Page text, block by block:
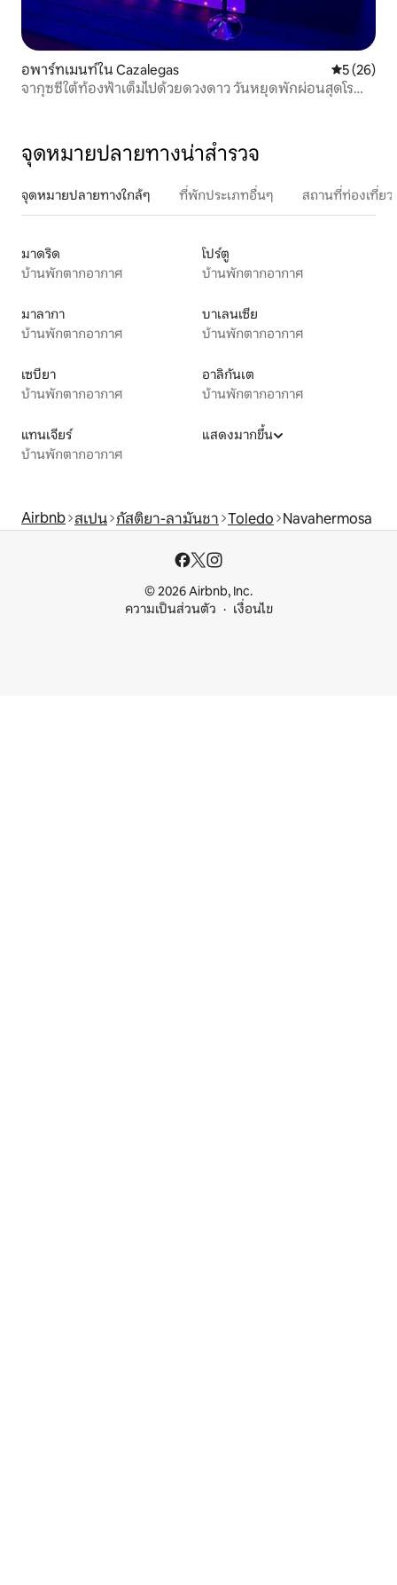
อพาร์ทเมนท์ใน Cazalegas คะแนนเฉลี่
5 (26)
จากุซซี่ใต้ท้องฟ้าเต็มไปด้วยดวงดาว วันหยุดพักผ่อนสุดโร
จุดหมายปลายทางน่าสำรวจ
จุดหมายปลายทางใกล้ๆ ที่พักประเภทอื่นๆ สถานที่ท่องเที่ย
มาดริด
บ้านพักตากอากาศ
โปร์ตู
บ้านพักตากอากาศ
มาลากา
บ้านพักตากอากาศ
บาเลนเซีย
บ้านพักตากอากาศ
เซบียา
บ้านพักตากอากาศ
อาลิกันเต
บ้านพักตากอากาศ
แทนเจียร์
บ้านพักตากอากาศ
แสดงมากขึ้น
Airbnb สเปน กัสติยา-ลามันชา Toledo Navahermosa
© 2026 Airbnb, Inc.
ความเป็นส่วนตัว
เงื่อนไข